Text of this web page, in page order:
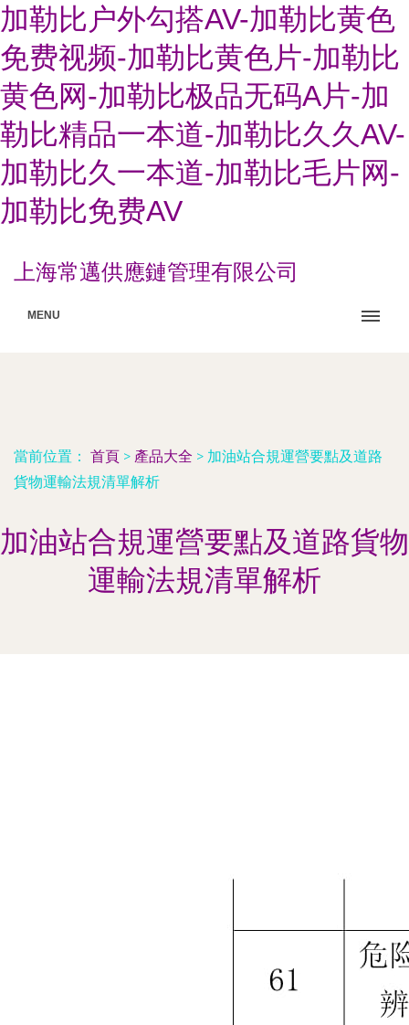
加勒比户外勾搭AV-加勒比黄色
免费视频-加勒比黄色片-加勒比
黄色网-加勒比极品无码A片-加
勒比精品一本道-加勒比久久AV-
加勒比久一本道-加勒比毛片网-
加勒比免费AV
上海常邁供應鏈管理有限公司
MENU
當前位置： 首頁 > 產品大全 > 加油站合規運營要點及道路
貨物運輸法規清單解析
加油站合規運營要點及道路貨物
運輸法規清單解析